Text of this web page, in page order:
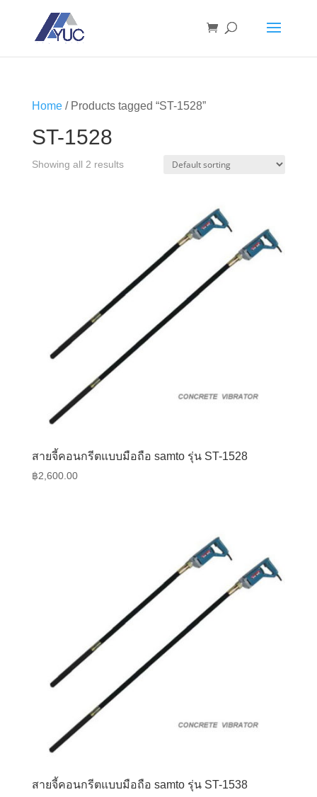
Home/ Products tagged “ST-1528”
ST-1528
Showing all 2 results
สายจี้คอนกรีตแบบมือถือ samto รุ่น ST-1528
฿2,600.00
สายจี้คอนกรีตแบบมือถือ samto รุ่น ST-1538